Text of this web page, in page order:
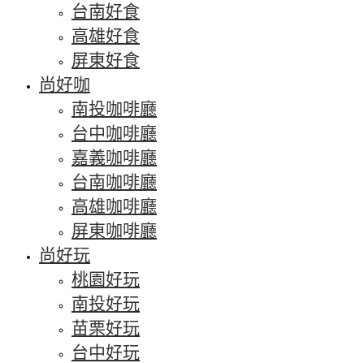
台南好食
高雄好食
屏東好食
尚好咖
南投咖啡廳
台中咖啡廳
嘉義咖啡廳
台南咖啡廳
高雄咖啡廳
屏東咖啡廳
尚好玩
桃園好玩
南投好玩
苗栗好玩
台中好玩